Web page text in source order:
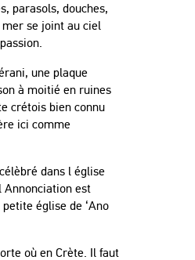
parasols, douches,
se joint au ciel
une plaque
à moitié en ruines
crétois bien connu
ici comme
dans l église
Annonciation est
église de ‘Ano
où en Crète. Il faut